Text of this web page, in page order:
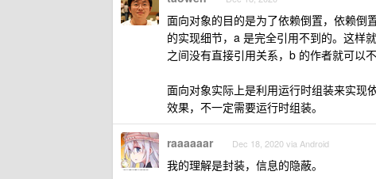
面向对象的目的是为了依赖倒置，依赖倒
的实现细节，a 是完全引用不到的。这样
之间没有直接引用关系，b 的作者就可以
面向对象实际上是利用运行时组装来实现
效果，不一定需要运行时组装。
raaaaaar Dec 18, 2020 via Android
我的理解是封装，信息的隐蔽。